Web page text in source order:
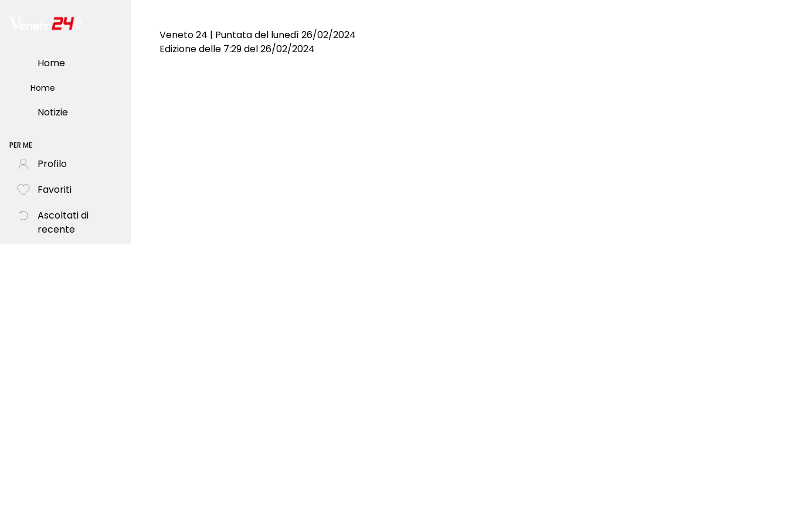
Home
Home
Notizie
PER ME
Profilo
Favoriti
Ascoltati di
recente
Veneto 24 | Puntata del lunedì 26/02/2024
Edizione delle 7:29 del 26/02/2024